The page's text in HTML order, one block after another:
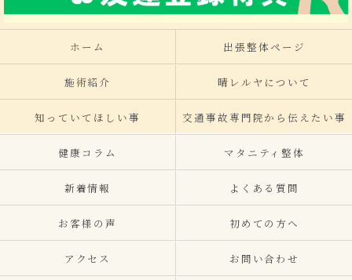
ホーム 出張整体ページ
施術紹介 晴レルヤについて
知っていてほしい事 交通事故専門院から伝えたい事
健康コラム マタニティ整体
新着情報 よくある質問
お客様の声 初めての方へ
アクセス お問い合わせ